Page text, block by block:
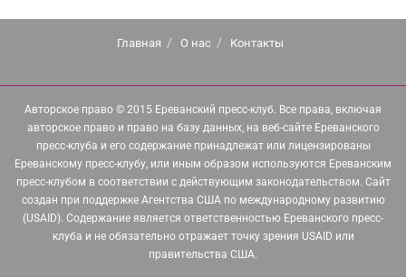
Главная О нас Контакты
Авторское право © 2015 Ереванский пресс-клуб. Все права, включая
авторское право и право на базу данных, на веб-сайте Ереванского
пресс-клуба и его содержание принадлежат или лицензированы
Ереванскому пресс-клубу, или иным образом используются Ереванским
пресс-клубом в соответствии с действующим законодательством. Сайт
создан при поддержке Агентства США по международному развитию
(USAID). Содержание является ответственностью Ереванского пресс-
клуба и не обязательно отражает точку зрения USAID или
правительства США.